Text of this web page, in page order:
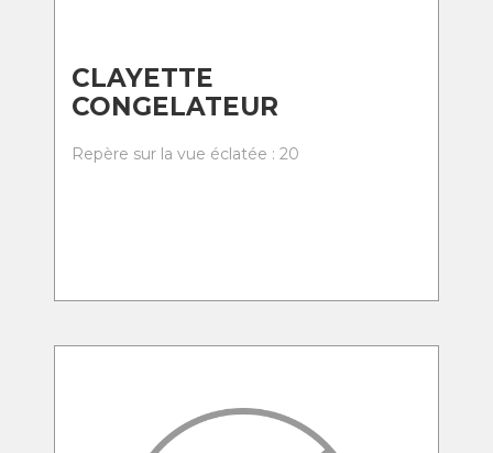
CLAYETTE
CONGELATEUR
Repère sur la vue éclatée : 20